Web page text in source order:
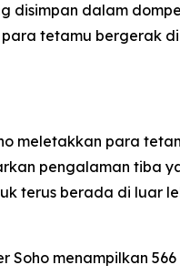
disimpan dalam
tetamu bergerak
meletakkan para
pengalaman tiba
terus berada di luar
menampilkan